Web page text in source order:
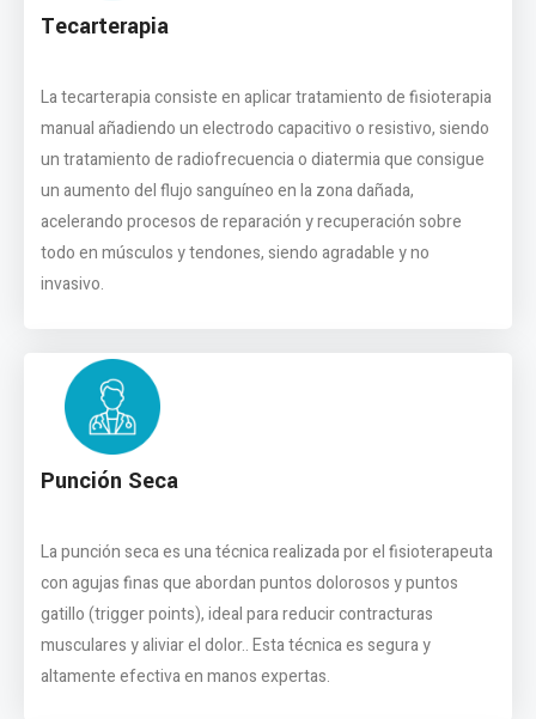
Tecarterapia
La tecarterapia consiste en aplicar tratamiento de fisioterapia
manual añadiendo un electrodo capacitivo o resistivo, siendo
un tratamiento de radiofrecuencia o diatermia que consigue
un aumento del flujo sanguíneo en la zona dañada,
acelerando procesos de reparación y recuperación sobre
todo en músculos y tendones, siendo agradable y no
invasivo.
Punción Seca
La punción seca es una técnica realizada por el fisioterapeuta
con agujas finas que abordan puntos dolorosos y puntos
gatillo (trigger points), ideal para reducir contracturas
musculares y aliviar el dolor.. Esta técnica es segura y
altamente efectiva en manos expertas.